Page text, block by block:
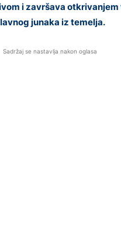
i završava otkrivanjem
junaka iz temelja.
Sadržaj se nastavlja nakon oglasa